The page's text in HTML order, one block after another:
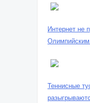
Интернет не
Олимпийским
Теннисные